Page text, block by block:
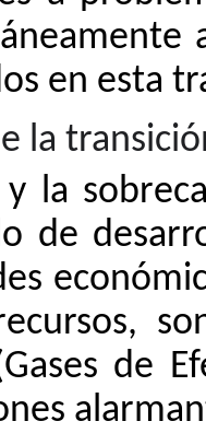
en esta
la
la
de
de